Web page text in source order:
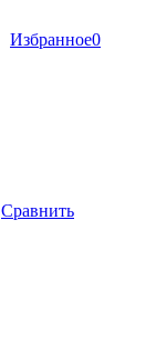
Избранное0
Сравнить